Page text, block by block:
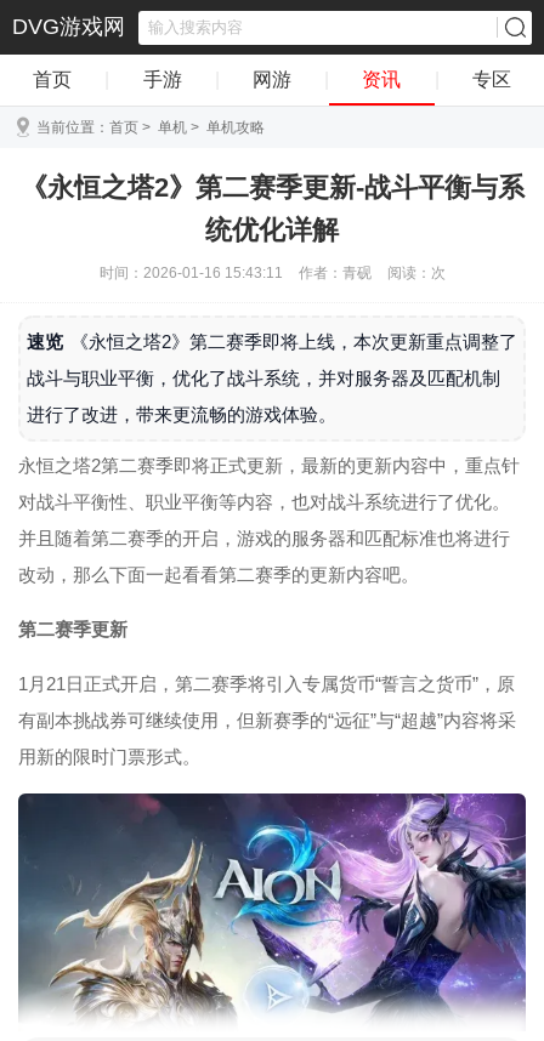
DVG游戏网
首页 手游 网游 资讯 专区
当前位置： 首页 > 单机 > 单机攻略
《永恒之塔2》第二赛季更新-战斗平衡与系
统优化详解
时间：2026-01-16 15:43:11 作者：青砚 阅读： 次
速览
《永恒之塔2》第二赛季即将上线，本次更新重点调整了
战斗与职业平衡，优化了战斗系统，并对服务器及匹配机制
进行了改进，带来更流畅的游戏体验。
永恒之塔2第二赛季即将正式更新，最新的更新内容中，重点针
对战斗平衡性、职业平衡等内容，也对战斗系统进行了优化。
并且随着第二赛季的开启，游戏的服务器和匹配标准也将进行
改动，那么下面一起看看第二赛季的更新内容吧。
第二赛季更新
1月21日正式开启，第二赛季将引入专属货币“誓言之货币”，原
有副本挑战券可继续使用，但新赛季的“远征”与“超越”内容将采
用新的限时门票形式。